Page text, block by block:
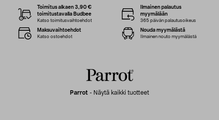
Parrot - Näytä kaikki tuotteet
Toimitus alkaen 3,90 €
toimitustavalla Budbee
Katso toimitusvaihtoehdot
Ilmainen palautus
myymälään
365 päivän palautusoikeus
Maksuvaihtoehdot
Katso ostoehdot
Nouda myymälästä
Ilmainen nouto myymälästä